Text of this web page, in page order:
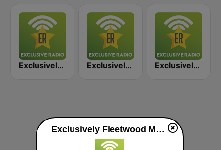
Exclusively The Doors Exclusively Elton John Exclusively Genesis
Exclusively Fleetwood Mac ao vivo